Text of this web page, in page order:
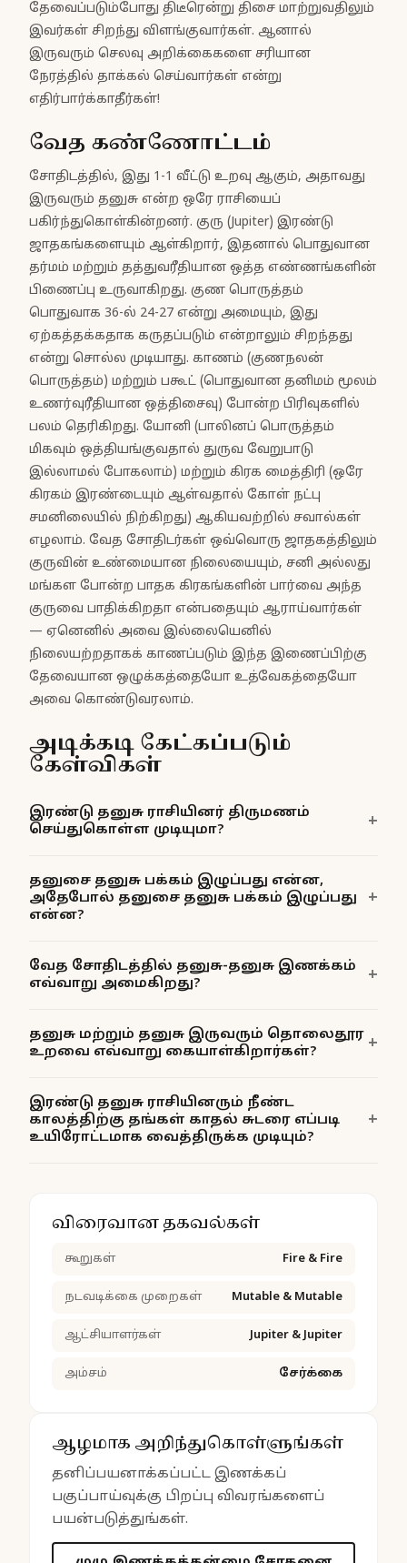
தேவைப்படும்போது திடீரென்று திசை மாற்றுவதிலும்
இவர்கள் சிறந்து விளங்குவார்கள். ஆனால்
இருவரும் செலவு அறிக்கைகளை சரியான
நேரத்தில் தாக்கல் செய்வார்கள் என்று
எதிர்பார்க்காதீர்கள்!
வேத கண்ணோட்டம்
சோதிடத்தில், இது 1-1 வீட்டு உறவு ஆகும், அதாவது
இருவரும் தனுசு என்ற ஒரே ராசியைப்
பகிர்ந்துகொள்கின்றனர். குரு (Jupiter) இரண்டு
ஜாதகங்களையும் ஆள்கிறார், இதனால் பொதுவான
தர்மம் மற்றும் தத்துவரீதியான ஒத்த எண்ணங்களின்
பிணைப்பு உருவாகிறது. குண பொருத்தம்
பொதுவாக 36-ல் 24-27 என்று அமையும், இது
ஏற்கத்தக்கதாக கருதப்படும் என்றாலும் சிறந்தது
என்று சொல்ல முடியாது. காணம் (குணநலன்
பொருத்தம்) மற்றும் பகூட் (பொதுவான தனிமம் மூலம்
உணர்வுரீதியான ஒத்திசைவு) போன்ற பிரிவுகளில்
பலம் தெரிகிறது. யோனி (பாலினப் பொருத்தம்
மிகவும் ஒத்தியங்குவதால் துருவ வேறுபாடு
இல்லாமல் போகலாம்) மற்றும் கிரக மைத்திரி (ஒரே
கிரகம் இரண்டையும் ஆள்வதால் கோள் நட்பு
சமனிலையில் நிற்கிறது) ஆகியவற்றில் சவால்கள்
எழலாம். வேத சோதிடர்கள் ஒவ்வொரு ஜாதகத்திலும்
குருவின் உண்மையான நிலையையும், சனி அல்லது
மங்கள போன்ற பாதக கிரகங்களின் பார்வை அந்த
குருவை பாதிக்கிறதா என்பதையும் ஆராய்வார்கள்
— ஏனெனில் அவை இல்லையெனில்
நிலையற்றதாகக் காணப்படும் இந்த இணைப்பிற்கு
தேவையான ஒழுக்கத்தையோ உத்வேகத்தையோ
அவை கொண்டுவரலாம்.
அடிக்கடி கேட்கப்படும்
கேள்விகள்
இரண்டு தனுசு ராசியினர் திருமணம்
செய்துகொள்ள முடியுமா?
தனுசை தனுசு பக்கம் இழுப்பது என்ன,
அதேபோல் தனுசை தனுசு பக்கம் இழுப்பது
என்ன?
வேத சோதிடத்தில் தனுசு-தனுசு இணக்கம்
எவ்வாறு அமைகிறது?
தனுசு மற்றும் தனுசு இருவரும் தொலைதூர
உறவை எவ்வாறு கையாள்கிறார்கள்?
இரண்டு தனுசு ராசியினரும் நீண்ட
காலத்திற்கு தங்கள் காதல் சுடரை எப்படி
உயிரோட்டமாக வைத்திருக்க முடியும்?
விரைவான தகவல்கள்
கூறுகள் Fire & Fire
நடவடிக்கை முறைகள் Mutable & Mutable
ஆட்சியாளர்கள் Jupiter & Jupiter
அம்சம் சேர்க்கை
ஆழமாக அறிந்துகொள்ளுங்கள்
தனிப்பயனாக்கப்பட்ட இணக்கப்
பகுப்பாய்வுக்கு பிறப்பு விவரங்களைப்
பயன்படுத்துங்கள்.